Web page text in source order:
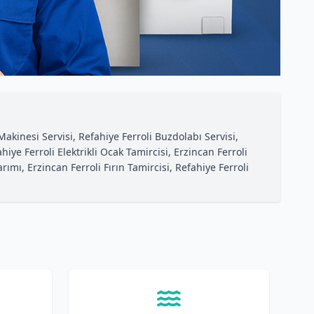
Servisi, Refahiye Ferroli Buzdolabı Servisi,
Ferroli Elektrikli Ocak Tamircisi, Erzincan Ferroli
Erzincan Ferroli Fırın Tamircisi, Refahiye Ferroli